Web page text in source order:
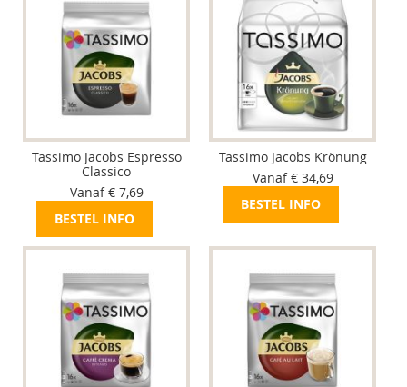
Tassimo Jacobs Espresso
Classico
Vanaf € 7,69
BESTEL INFO
Tassimo Jacobs Krönung
Vanaf € 34,69
BESTEL INFO